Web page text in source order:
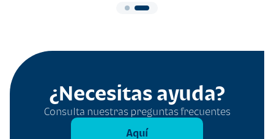
¿Necesitas ayuda?
Consulta nuestras preguntas frecuentes
Aquí